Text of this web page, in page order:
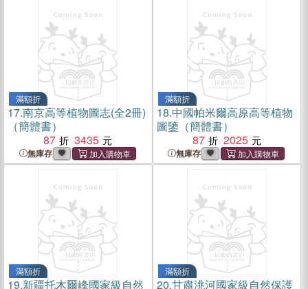
滿額折
17.南京高等植物圖志(全2冊)
（簡體書）
87
3435
無庫存
滿額折
18.中國帕米爾高原高等植物
圖鑒（簡體書）
87
2025
無庫存
滿額折
19.新疆托木爾峰國家級自然
滿額折
20.甘肅洮河國家級自然保護